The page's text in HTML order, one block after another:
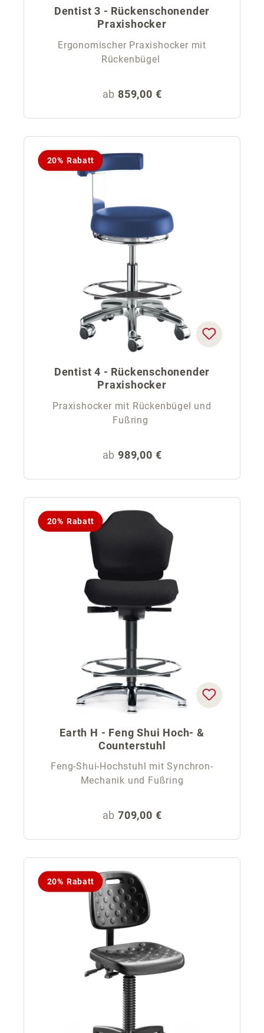
Dentist 3 - Rückenschonender
Praxishocker
Ergonomischer Praxishocker mit
Rückenbügel
Regulärer Preis:
ab 859,00 €
20% Rabatt
Dentist 4 - Rückenschonender
Praxishocker
Praxishocker mit Rückenbügel und
Fußring
Regulärer Preis:
ab 989,00 €
20% Rabatt
Earth H - Feng Shui Hoch- &
Counterstuhl
Feng-Shui-Hochstuhl mit Synchron-
Mechanik und Fußring
Regulärer Preis:
ab 709,00 €
20% Rabatt